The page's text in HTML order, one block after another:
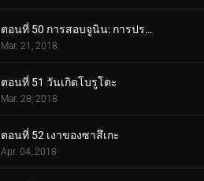
ตอนที่ 50 การสอบจูนิน: การประชุมข้อเสนอแนะ
Mar. 21, 2018
ตอนที่ 51 วันเกิดโบรูโตะ
Mar. 28, 2018
ตอนที่ 52 เงาของซาสึเกะ
Apr. 04, 2018